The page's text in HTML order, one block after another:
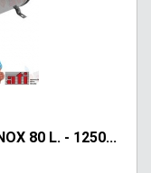
80 L. - 1250...